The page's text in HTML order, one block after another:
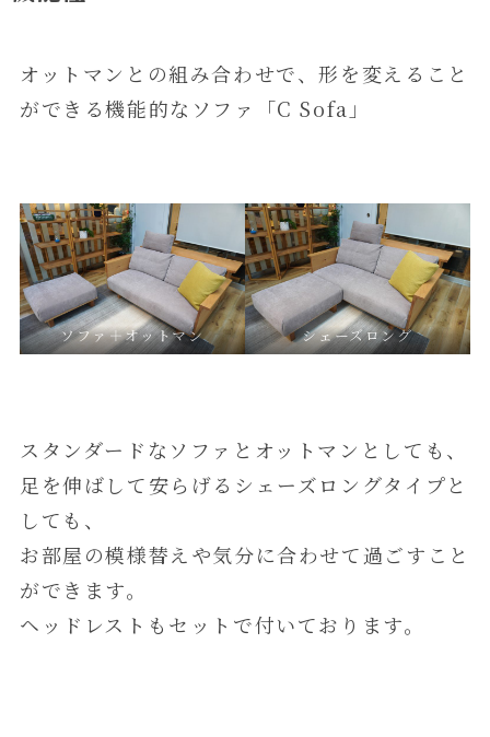
オットマンとの組み合わせで、形を変えること
ができる機能的なソファ「C Sofa」
ソファ＋オットマン シェーズロング
スタンダードなソファとオットマンとしても、
足を伸ばして安らげるシェーズロングタイプと
しても、
お部屋の模様替えや気分に合わせて過ごすこと
ができます。
ヘッドレストもセットで付いております。